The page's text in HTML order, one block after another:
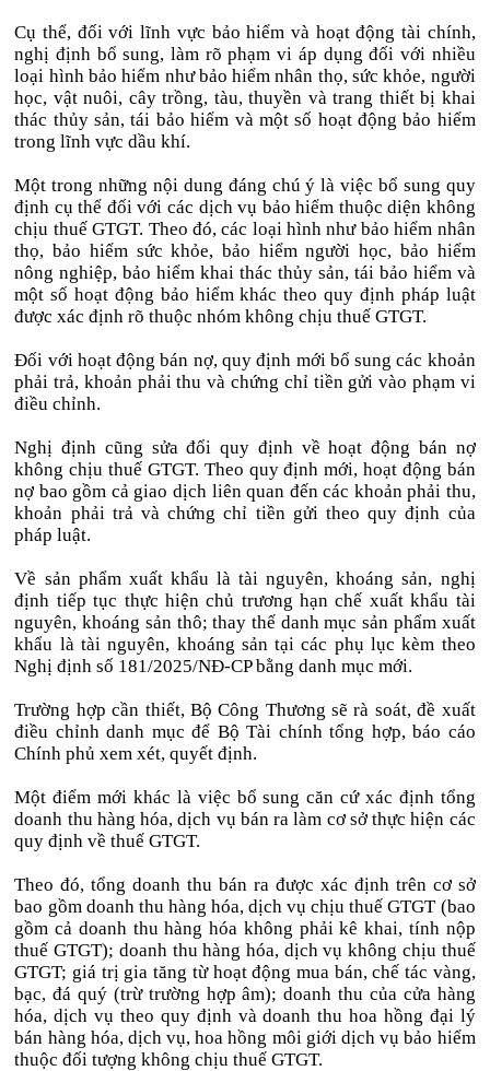
Cụ thể, đối với lĩnh vực bảo hiểm và hoạt động tài chính,
nghị định bổ sung, làm rõ phạm vi áp dụng đối với nhiều
loại hình bảo hiểm như bảo hiểm nhân thọ, sức khỏe, người
học, vật nuôi, cây trồng, tàu, thuyền và trang thiết bị khai
thác thủy sản, tái bảo hiểm và một số hoạt động bảo hiểm
trong lĩnh vực dầu khí.
Một trong những nội dung đáng chú ý là việc bổ sung quy
định cụ thể đối với các dịch vụ bảo hiểm thuộc diện không
chịu thuế GTGT. Theo đó, các loại hình như bảo hiểm nhân
thọ, bảo hiểm sức khỏe, bảo hiểm người học, bảo hiểm
nông nghiệp, bảo hiểm khai thác thủy sản, tái bảo hiểm và
một số hoạt động bảo hiểm khác theo quy định pháp luật
được xác định rõ thuộc nhóm không chịu thuế GTGT.
Đối với hoạt động bán nợ, quy định mới bổ sung các khoản
phải trả, khoản phải thu và chứng chỉ tiền gửi vào phạm vi
điều chỉnh.
Nghị định cũng sửa đổi quy định về hoạt động bán nợ
không chịu thuế GTGT. Theo quy định mới, hoạt động bán
nợ bao gồm cả giao dịch liên quan đến các khoản phải thu,
khoản phải trả và chứng chỉ tiền gửi theo quy định của
pháp luật.
Về sản phẩm xuất khẩu là tài nguyên, khoáng sản, nghị
định tiếp tục thực hiện chủ trương hạn chế xuất khẩu tài
nguyên, khoáng sản thô; thay thế danh mục sản phẩm xuất
khẩu là tài nguyên, khoáng sản tại các phụ lục kèm theo
Nghị định số 181/2025/NĐ-CP bằng danh mục mới.
Trường hợp cần thiết, Bộ Công Thương sẽ rà soát, đề xuất
điều chỉnh danh mục để Bộ Tài chính tổng hợp, báo cáo
Chính phủ xem xét, quyết định.
Một điểm mới khác là việc bổ sung căn cứ xác định tổng
doanh thu hàng hóa, dịch vụ bán ra làm cơ sở thực hiện các
quy định về thuế GTGT.
Theo đó, tổng doanh thu bán ra được xác định trên cơ sở
bao gồm doanh thu hàng hóa, dịch vụ chịu thuế GTGT (bao
gồm cả doanh thu hàng hóa không phải kê khai, tính nộp
thuế GTGT); doanh thu hàng hóa, dịch vụ không chịu thuế
GTGT; giá trị gia tăng từ hoạt động mua bán, chế tác vàng,
bạc, đá quý (trừ trường hợp âm); doanh thu của cửa hàng
hóa, dịch vụ theo quy định và doanh thu hoa hồng đại lý
bán hàng hóa, dịch vụ, hoa hồng môi giới dịch vụ bảo hiểm
thuộc đối tượng không chịu thuế GTGT.